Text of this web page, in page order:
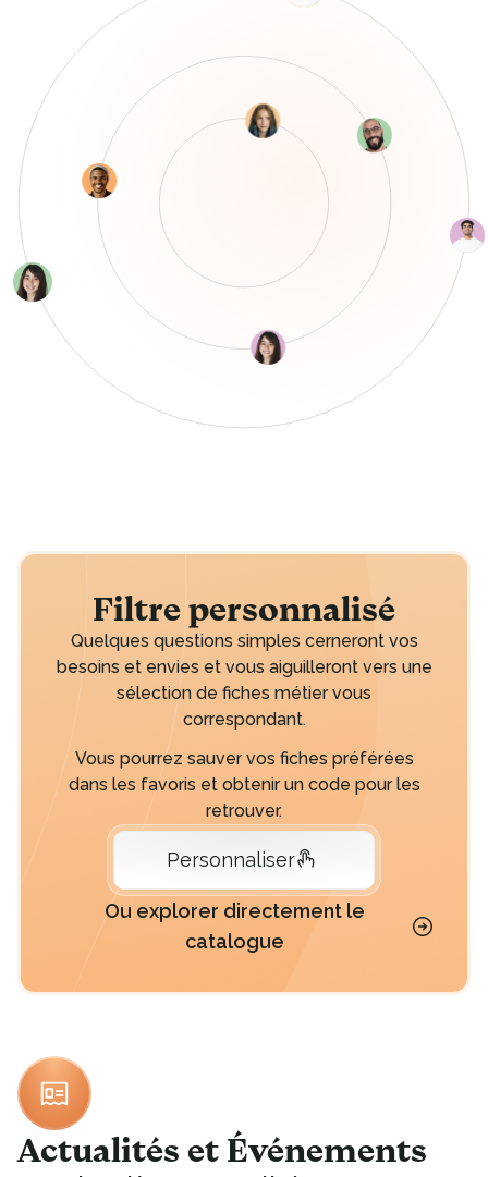
Filtre personnalisé
Quelques questions simples cerneront vos
besoins et envies et vous aiguilleront vers une
sélection de fiches métier vous
correspondant.
Vous pourrez sauver vos fiches préférées
dans les favoris et obtenir un code pour les
retrouver.
Personnaliser
Ou explorer directement le
catalogue
Actualités et Événements